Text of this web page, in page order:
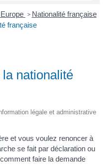
> Nationalité française
française
nationalité
légale et administrative
et vous voulez renoncer à
se fait par déclaration ou
faire la demande